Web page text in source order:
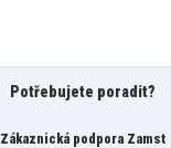
Potřebujete poradit?
Zákaznická podpora Zamst